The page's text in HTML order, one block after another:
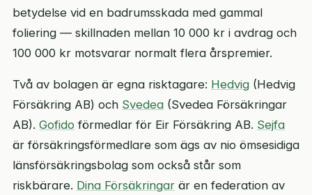
betydelse vid en badrumsskada med gammal
foliering — skillnaden mellan 10 000 kr i avdrag och
100 000 kr motsvarar normalt flera årspremier.
Två av bolagen är egna risktagare: Hedvig (Hedvig
Försäkring AB) och Svedea (Svedea Försäkringar
AB). Gofido förmedlar för Eir Försäkring AB. Sejfa
är försäkringsförmedlare som ägs av nio ömsesidiga
länsförsäkringsbolag som också står som
riskbärare. Dina Försäkringar är en federation av